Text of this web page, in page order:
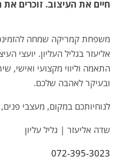
חיים את העיצוב. זוכרים את
משפחת קמריקה שמחה
אליעזר בגליל העליון. יועצי
התאמה וליווי מקצועי ואישי,
ובעיקר לאהבה שלכם.
לנוחיותכם במקום, מעצבי
שדה אליעזר | גליל עליון
072-395-3023